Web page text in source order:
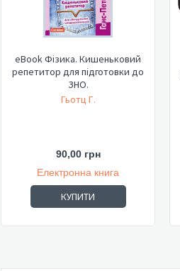
eBook Фізика. Кишеньковий
репетитор для підготовки до
ЗНО.
Гьотц Г.
90,00 грн
Електронна книга
КУПИТИ